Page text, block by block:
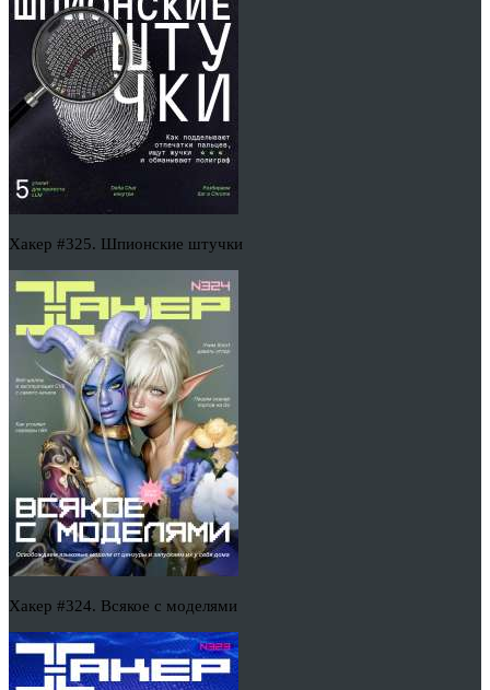
Хакер #325. Шпионские штучки
Хакер #324. Всякое с моделями